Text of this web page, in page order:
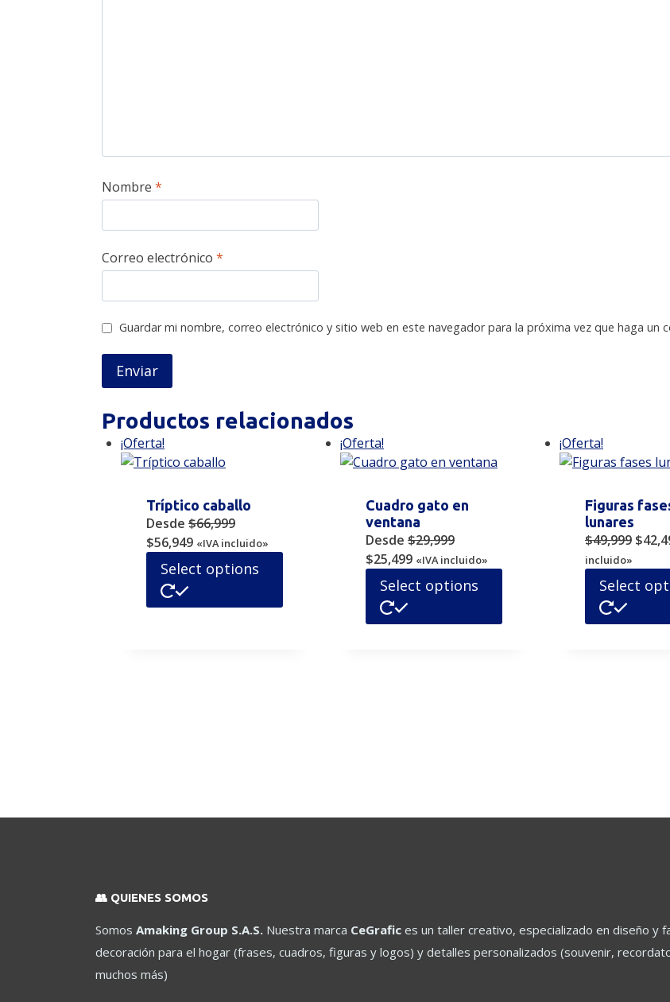
Nombre *
Correo electrónico *
Guardar mi nombre, correo electrónico y sitio web en este navegador para la próxima vez que haga un
Productos relacionados
¡Oferta!
Tríptico caballo
Desde $66,999
Original
price
was:
$66,999.
$56,949Current
price
is:
«IVA incluido»
Select options
¡Oferta!
Cuadro gato en
ventana
Desde $29,999
Original
price
was:
$29,999.
$25,499Current
price
is:
«IVA incluido»
Select options
¡Oferta!
Figuras
lunares
$49,999
was:
$
incluido»
Select
👥 QUIENES SOMOS
Somos Amaking Group S.A.S. Nuestra marca CeGrafic es un taller creativo, especializado en diseño y
decoración para el hogar (frases, cuadros, figuras y logos) y detalles personalizados (souvenir,
muchos más)